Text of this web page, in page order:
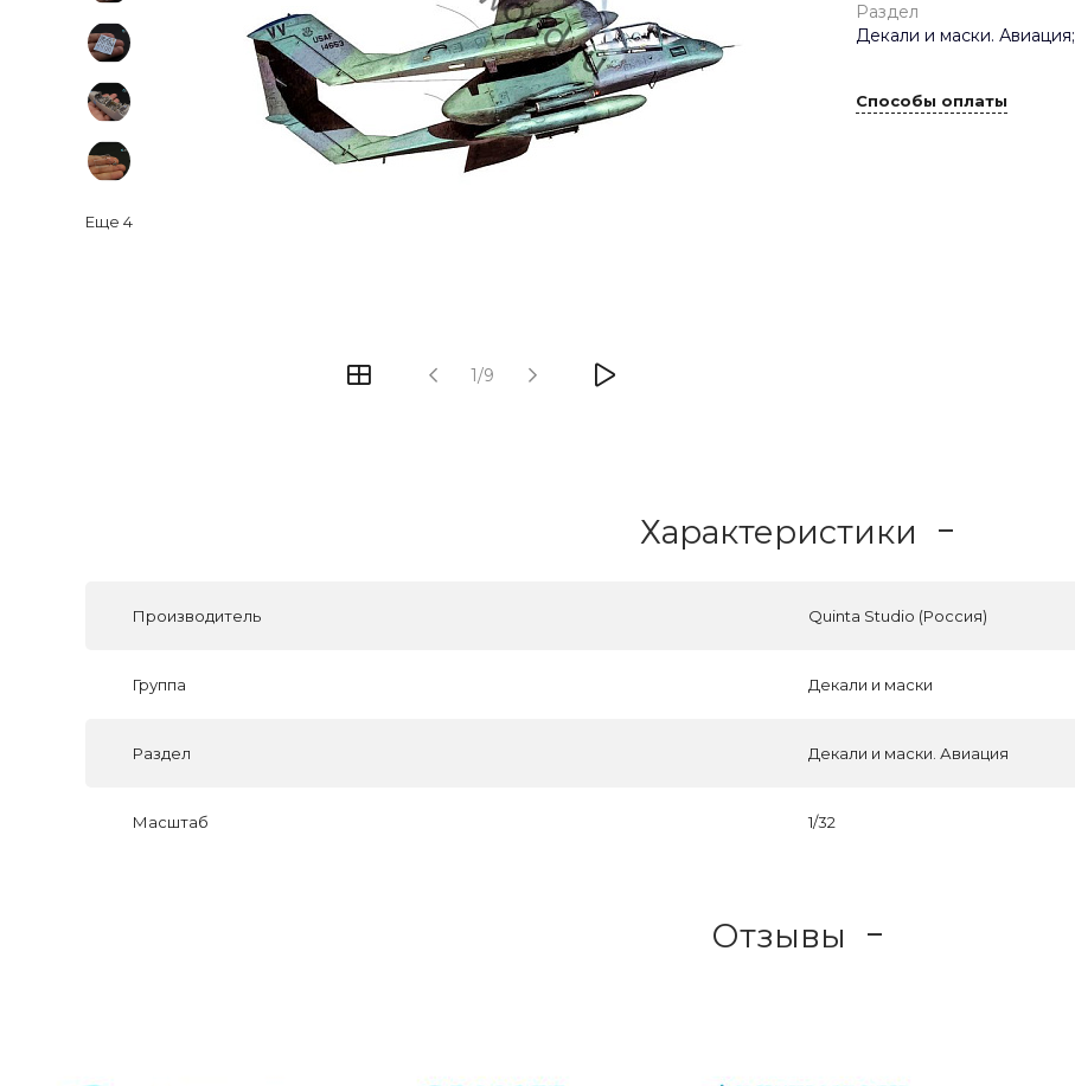
Еще 4
1/9
Раздел
Декали и маски. Авиация;
Способы оплаты
Характеристики
Производитель Quinta Studio (Россия)
Группа Декали и маски
Раздел Декали и маски. Авиация
Масштаб 1/32
Отзывы